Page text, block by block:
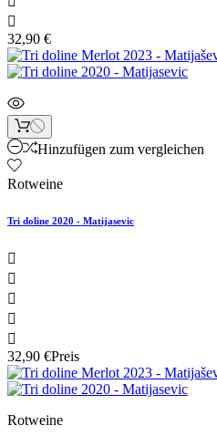

32,90 €
Hinzufügen zum vergleichen
Rotweine
Tri doline 2020 - Matijasevic





32,90 €Preis
Rotweine